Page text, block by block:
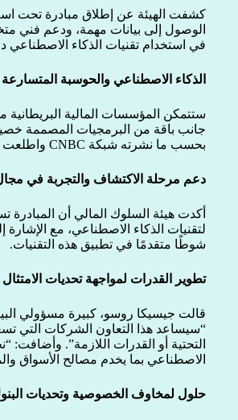
كشفت الهيئة عن إطلاق مبادرة تحت اسم
الوصول إلى بيانات مهمة، ودعم فني
في استخدام تقنيات الذكاء الاصطناعي
الذكاء الاصطناعي والحوسبة
ستتمكن المؤسسات المالية البريطانية
جانب باقة من البرمجيات المصممة
بحسب ما نشرته شبكة CNBC واطلعت عليه “العربية Business”.
دعم مرحلة الاكتشاف والتجربة في
أكدت هيئة السلوك المالي أن
لتقنيات الذكاء الاصطناعي، مع
شوطًا متقدمًا في تطبيق هذه التقنيات.
تطوير القدرات لمواجهة تحديات
قالت جيسيكا روسو، كبيرة مسؤولي
“سيساعد هذا التعاون الشركات التي
التحتية أو القدرات اللازمة”.
الاصطناعي بما يخدم مصالح الأسواق
حلول لمخاوف الخصوصية وتحديات